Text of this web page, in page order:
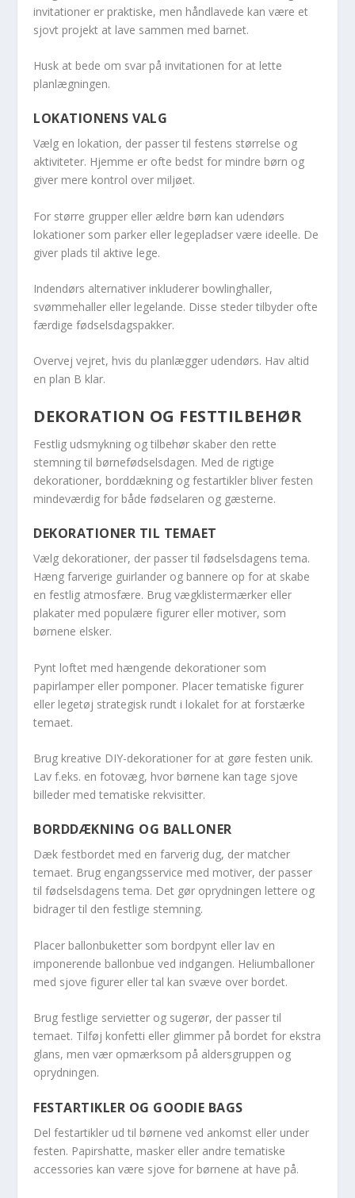
invitationer er praktiske, men håndlavede kan være et
sjovt projekt at lave sammen med barnet.
Husk at bede om svar på invitationen for at lette
planlægningen.
LOKATIONENS VALG
Vælg en lokation, der passer til festens størrelse og
aktiviteter. Hjemme er ofte bedst for mindre børn og
giver mere kontrol over miljøet.
For større grupper eller ældre børn kan udendørs
lokationer som parker eller legepladser være ideelle. De
giver plads til aktive lege.
Indendørs alternativer inkluderer bowlinghaller,
svømmehaller eller legelande. Disse steder tilbyder ofte
færdige fødselsdagspakker.
Overvej vejret, hvis du planlægger udendørs. Hav altid
en plan B klar.
DEKORATION OG FESTTILBEHØR
Festlig udsmykning og tilbehør skaber den rette
stemning til børnefødselsdagen. Med de rigtige
dekorationer, borddækning og festartikler bliver festen
mindeværdig for både fødselaren og gæsterne.
DEKORATIONER TIL TEMAET
Vælg dekorationer, der passer til fødselsdagens tema.
Hæng farverige guirlander og bannere op for at skabe
en festlig atmosfære. Brug vægklistermærker eller
plakater med populære figurer eller motiver, som
børnene elsker.
Pynt loftet med hængende dekorationer som
papirlamper eller pomponer. Placer tematiske figurer
eller legetøj strategisk rundt i lokalet for at forstærke
temaet.
Brug kreative DIY-dekorationer for at gøre festen unik.
Lav f.eks. en fotovæg, hvor børnene kan tage sjove
billeder med tematiske rekvisitter.
BORDDÆKNING OG BALLONER
Dæk festbordet med en farverig dug, der matcher
temaet. Brug engangsservice med motiver, der passer
til fødselsdagens tema. Det gør oprydningen lettere og
bidrager til den festlige stemning.
Placer ballonbuketter som bordpynt eller lav en
imponerende ballonbue ved indgangen. Heliumballoner
med sjove figurer eller tal kan svæve over bordet.
Brug festlige servietter og sugerør, der passer til
temaet. Tilføj konfetti eller glimmer på bordet for ekstra
glans, men vær opmærksom på aldersgruppen og
oprydningen.
FESTARTIKLER OG GOODIE BAGS
Del festartikler ud til børnene ved ankomst eller under
festen. Papirshatte, masker eller andre tematiske
accessories kan være sjove for børnene at have på.